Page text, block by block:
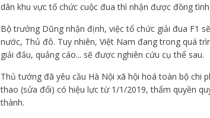
dân khu vực tổ chức cuộc đua thì nhận được đồng
Bộ trưởng Dũng nhận định, việc tổ chức giải đua F1
nước, Thủ đô. Tuy nhiên, Việt Nam đang trong quá
giải đấu, quảng cáo... sẽ được nghiên cứu cụ thể sau.
Thủ tướng đã yêu cầu Hà Nội xã hội hoá toàn bộ chi
thao (sửa đổi) có hiệu lực từ 1/1/2019, thẩm quyền
thành.